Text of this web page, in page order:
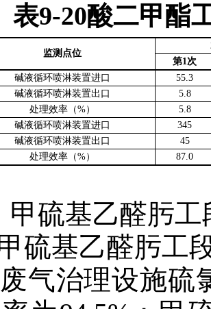
表9-20酸二甲酯
监测点位
第1次
碱液循环喷淋装置进口
55.3
碱液循环喷淋装置出口
5.8
处理效率（%） 5.8
碱液循环喷淋装置进口
345
碱液循环喷淋装置出口
45
处理效率（%） 87.0
甲硫基乙醛肟工
硫基乙醛肟工
气治理设施硫